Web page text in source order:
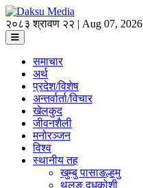
२०८३ श्रावण २२ | Aug 07, 2026
समाचार
अर्थ
प्रदेश/विशेष
अन्तर्वार्ता/विचार
खेलकुद
जीवनशैली
मनोरञ्जन
विश्व
स्थानीय तह
खुम्बु पासाङल्हमु
थुलुङ दुधकोशी